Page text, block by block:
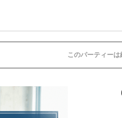
このパーティーは